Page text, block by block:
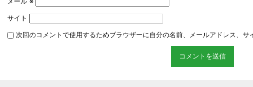
サイト
次回のコメントで使用するためブラウザーに自分の名前、メールアドレス、サ